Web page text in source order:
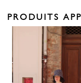
PRODUITS